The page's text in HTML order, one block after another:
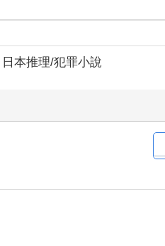
，看他們對我毫無印象的樣子
，我看著壁鐘，打了個大大的呵
我的位置和正前方的大窗戶中
人應該是一對母子吧。母親雖
象嗎？他毫不介意同伴觀感的
儉樸了一點。這個季節應該還
看這名女性專心地聆聽看起來
日本推理/犯罪小說